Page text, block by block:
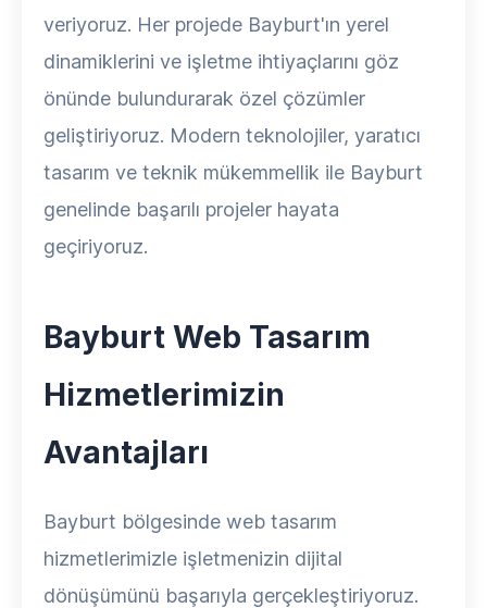
veriyoruz. Her projede Bayburt'ın yerel
dinamiklerini ve işletme ihtiyaçlarını göz
önünde bulundurarak özel çözümler
geliştiriyoruz. Modern teknolojiler, yaratıcı
tasarım ve teknik mükemmellik ile Bayburt
genelinde başarılı projeler hayata
geçiriyoruz.
Bayburt Web Tasarım
Hizmetlerimizin
Avantajları
Bayburt bölgesinde web tasarım
hizmetlerimizle işletmenizin dijital
dönüşümünü başarıyla gerçekleştiriyoruz.